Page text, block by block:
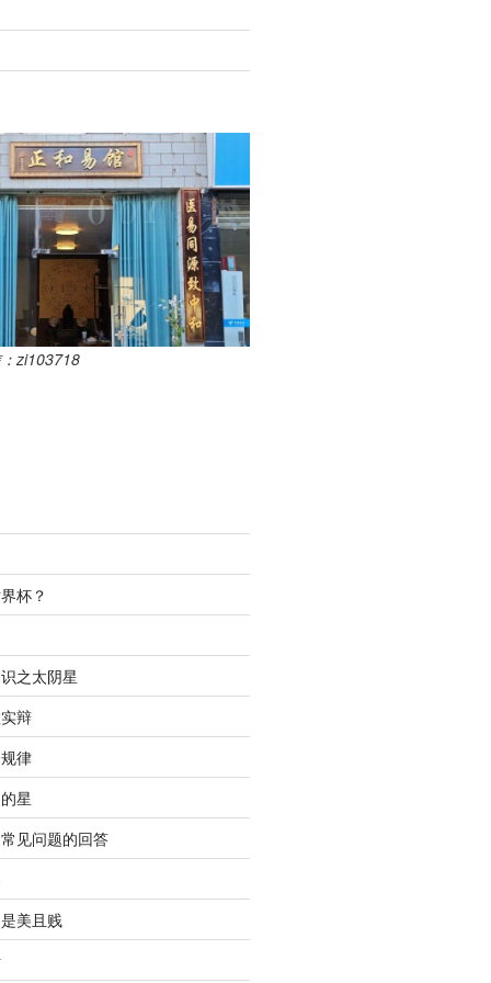
zi103718
杯？
之太阴星
辩
律
星
见问题的回答
美且贱